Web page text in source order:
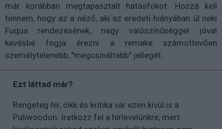
már korábban megtapasztalt hatásfokot. Hozzá kell
tennem, hogy az a néző, aki az eredeti hiányában ül neki
Fuqua rendezésének, nagy valószínűséggel jóval
kevésbé fogja érezni a remake számottevően
személytelenebb, "megcsináltabb" jellegét.
Ezt láttad már?
Rengeteg hír, cikk és kritika vár ezen kívül is a
Puliwoodon. Iratkozz fel a hírlevelünkre, mert